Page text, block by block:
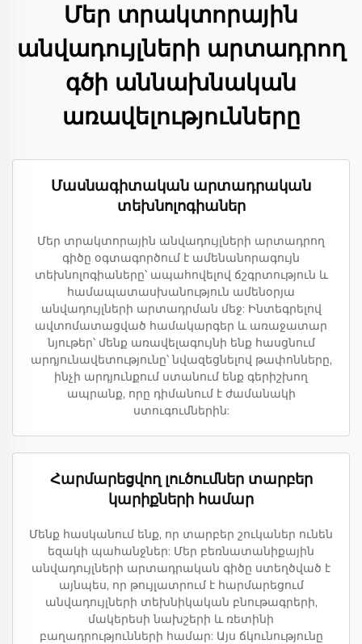
Մեր տրակտորային
անվադույլների արտադրող
գծի աննախնական
առավելությունները
Մասնագիտական արտադրական
տեխնոլոգիաներ
Մեր տրակտորային անվադույլների արտադրող
գիծը օգտագործում է ամենանորագույն
տեխնոլոգիաները՝ ապահովելով ճշգրտություն և
համապատասխանություն ամենօրյա
անվադույլների արտադրման մեջ: Ինտեգրելով
ավտոմատացված համակարգեր և առաջատար
նյութեր՝ մենք առավելագույնի ենք հասցնում
արդյունավետությունը՝ նվազեցնելով թափոնները,
ինչի արդյունքում ստանում ենք գերիշխող
ապրանք, որը դիմանում է ժամանակի
ստուգումներին:
Հարմարեցվող լուծումներ տարբեր
կարիքների համար
Մենք հասկանում ենք, որ տարբեր շուկաներ ունեն
եզակի պահանջներ: Մեր բեռնատանիքային
անվադույլների արտադրական գիծը ստեղծված է
այնպես, որ թույլատրում է հարմարեցում
անվադույլների տեխնիկական բնութագրերի,
մակերեսի նախշերի և ռետինի
բաղադրությունների համար: Այս ճկունությունը